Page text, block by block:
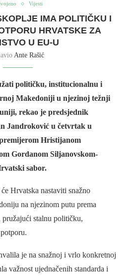
Vijesti
IMA POLITIČKU I
HRVATSKE ZA
U EU-U
Ante Rašić
političku, institucionalnu i
Makedoniji u njezinoj težnji
rekao je predsjednik
Jandroković u četvrtak u
Hristijanom
Gordanom Siljanovskom-
sabor.
Hrvatska nastaviti snažno
na njezinom putu prema
stalnu političku,
je na snažnoj i vrlo konkretnoj
važnost ujednačenih standarda i